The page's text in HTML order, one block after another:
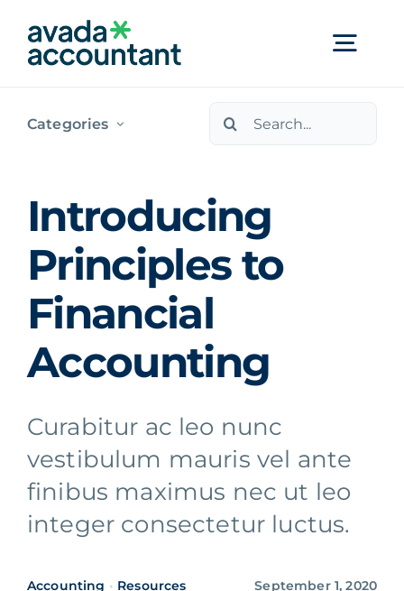
Accueil
Financer votre projet
Contact
Categories
Search
Introducing
Principles to
Financial
Accounting
Curabitur ac leo nunc
vestibulum mauris vel ante
finibus maximus nec ut leo
integer consectetur luctus.
Accounting • Resources September 1, 2020